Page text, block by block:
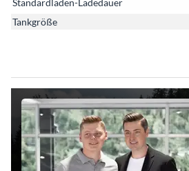
Tankgröße